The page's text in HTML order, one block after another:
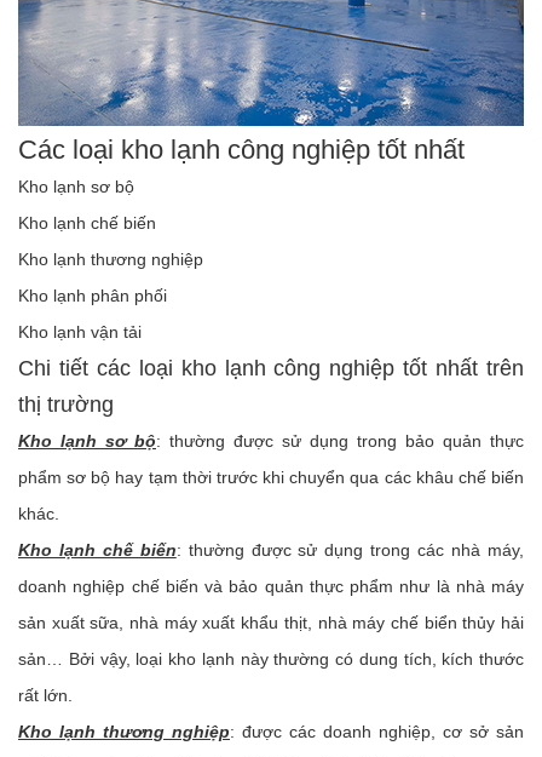
Các loại kho lạnh công nghiệp tốt nhất
Kho lạnh sơ bộ
Kho lạnh chế biến
Kho lạnh thương nghiệp
Kho lạnh phân phối
Kho lạnh vận tải
Chi tiết các loại kho lạnh công nghiệp tốt nhất trên
thị trường
Kho lạnh sơ bộ: thường được sử dụng trong bảo quản thực
phẩm sơ bộ hay tạm thời trước khi chuyển qua các khâu chế biến
khác.
Kho lạnh chế biến: thường được sử dụng trong các nhà máy,
doanh nghiệp chế biến và bảo quản thực phẩm như là nhà máy
sản xuất sữa, nhà máy xuất khẩu thịt, nhà máy chế biển thủy hải
sản… Bởi vậy, loại kho lạnh này thường có dung tích, kích thước
rất lớn.
Kho lạnh thương nghiệp: được các doanh nghiệp, cơ sở sản